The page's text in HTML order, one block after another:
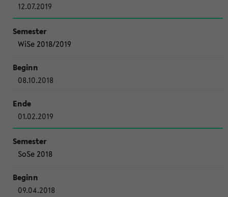
12.07.2019
WiSe 2018/2019
08.10.2018
01.02.2019
SoSe 2018
09.04.2018